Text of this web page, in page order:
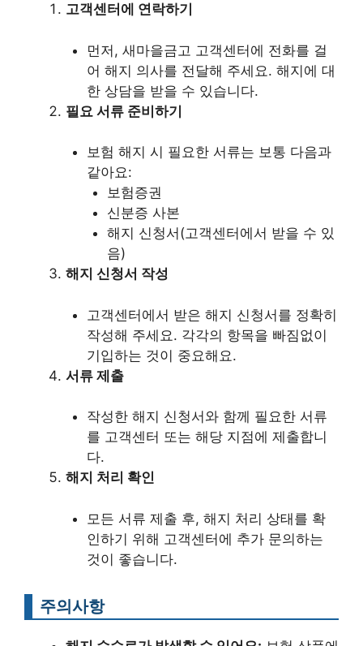
고객센터에 연락하기
먼저, 새마을금고 고객센터에 전화를 걸
어 해지 의사를 전달해 주세요. 해지에 대
한 상담을 받을 수 있습니다.
필요 서류 준비하기
보험 해지 시 필요한 서류는 보통 다음과
같아요:
보험증권
신분증 사본
해지 신청서(고객센터에서 받을 수 있
음)
해지 신청서 작성
고객센터에서 받은 해지 신청서를 정확히
작성해 주세요. 각각의 항목을 빠짐없이
기입하는 것이 중요해요.
서류 제출
작성한 해지 신청서와 함께 필요한 서류
를 고객센터 또는 해당 지점에 제출합니
다.
해지 처리 확인
모든 서류 제출 후, 해지 처리 상태를 확
인하기 위해 고객센터에 추가 문의하는
것이 좋습니다.
주의사항